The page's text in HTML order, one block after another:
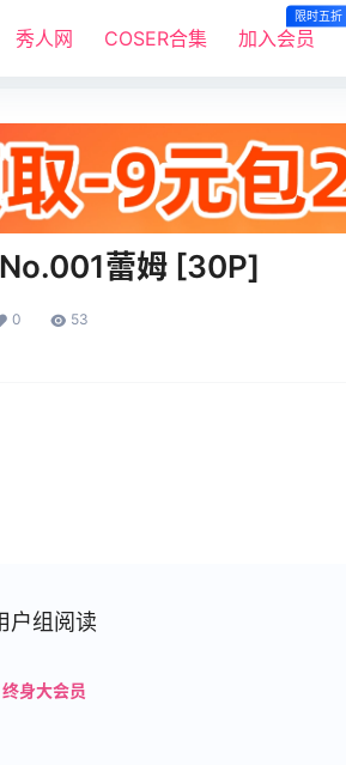
秀人网 COSER合集 加入会员
限时五折
蕾姆 [30P]
0 53
户组阅读
终身大会员